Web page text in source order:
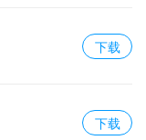
下载
下载